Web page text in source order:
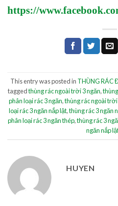
https://
This entry was posted in THÙNG RÁC
taggedthùng rác ngoài trời 3 ngăn,
phân loại rác 3 ngăn,thùng rác ngoài
loại rác 3 ngăn nắp lật,thùng rác 3 ngăn
phân loại rác 3 ngăn thép,thùng rác 3
ngăn nắp
HUYEN